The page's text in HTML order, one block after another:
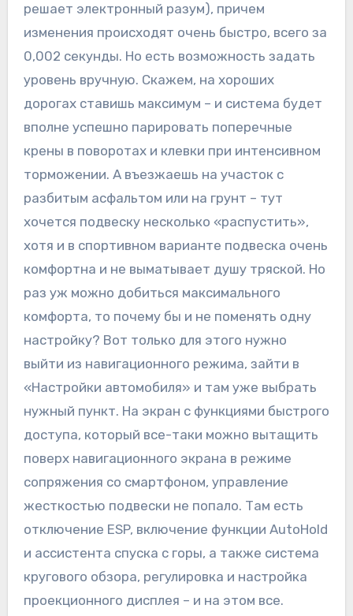
решает электронный разум), причем
изменения происходят очень быстро, всего за
0,002 секунды. Но есть возможность задать
уровень вручную. Скажем, на хороших
дорогах ставишь максимум – и система будет
вполне успешно парировать поперечные
крены в поворотах и клевки при интенсивном
торможении. А въезжаешь на участок с
разбитым асфальтом или на грунт – тут
хочется подвеску несколько «распустить»,
хотя и в спортивном варианте подвеска очень
комфортна и не выматывает душу тряской. Но
раз уж можно добиться максимального
комфорта, то почему бы и не поменять одну
настройку? Вот только для этого нужно
выйти из навигационного режима, зайти в
«Настройки автомобиля» и там уже выбрать
нужный пункт. На экран с функциями быстрого
доступа, который все-таки можно вытащить
поверх навигационного экрана в режиме
сопряжения со смартфоном, управление
жесткостью подвески не попало. Там есть
отключение ESP, включение функции AutoHold
и ассистента спуска с горы, а также система
кругового обзора, регулировка и настройка
проекционного дисплея – и на этом все.